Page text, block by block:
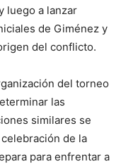
luego a lanzar
de Giménez y
del conflicto.
del torneo
las
similares se
de la
para enfrentar a